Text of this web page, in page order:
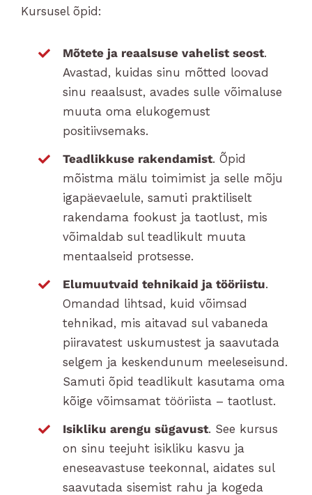
Kursusel õpid:
Mõtete ja reaalsuse vahelist seost.
Avastad, kuidas sinu mõtted loovad
sinu reaalsust, avades sulle võimaluse
muuta oma elukogemust
positiivsemaks.
Teadlikkuse rakendamist. Õpid
mõistma mälu toimimist ja selle mõju
igapäevaelule, samuti praktiliselt
rakendama fookust ja taotlust, mis
võimaldab sul teadlikult muuta
mentaalseid protsesse.
Elumuutvaid tehnikaid ja tööriistu.
Omandad lihtsad, kuid võimsad
tehnikad, mis aitavad sul vabaneda
piiravatest uskumustest ja saavutada
selgem ja keskendunum meeleseisund.
Samuti õpid teadlikult kasutama oma
kõige võimsamat tööriista – taotlust.
Isikliku arengu sügavust. See kursus
on sinu teejuht isikliku kasvu ja
eneseavastuse teekonnal, aidates sul
saavutada sisemist rahu ja kogeda